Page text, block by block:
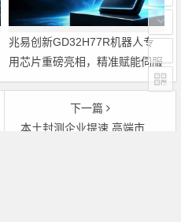
兆易创新GD32H77R机器人专
用芯片重磅亮相，精准赋能伺服
驱动与关节控制
下一篇
本土封测企业提速 高端市场面临考验